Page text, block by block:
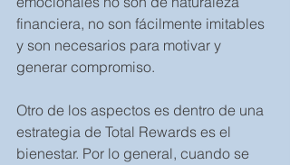
financiera, no son fácilmente imitables
y son necesarios para motivar y
generar compromiso.
Otro de los aspectos es dentro de una
estrategia de Total Rewards es el
bienestar. Por lo general, cuando se